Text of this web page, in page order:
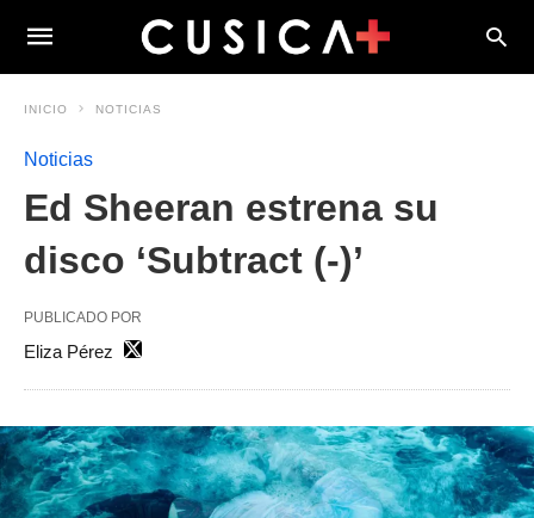
INICIO NOTICIAS
Noticias
Ed Sheeran estrena su
disco ‘Subtract (-)’
PUBLICADO POR
Eliza Pérez